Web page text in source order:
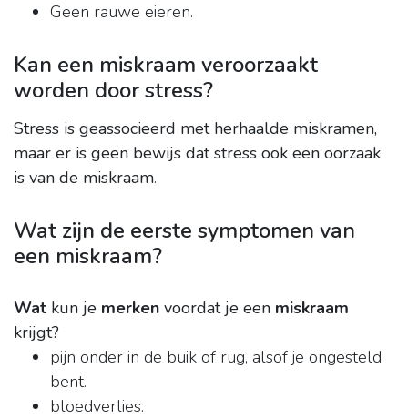
Geen rauwe eieren.
Kan een miskraam veroorzaakt
worden door stress?
Stress is geassocieerd met herhaalde miskramen,
maar er is geen bewijs dat stress ook een oorzaak
is van de miskraam.
Wat zijn de eerste symptomen van
een miskraam?
Wat kun je merken voordat je een miskraam
krijgt?
pijn onder in de buik of rug, alsof je ongesteld
bent.
bloedverlies.